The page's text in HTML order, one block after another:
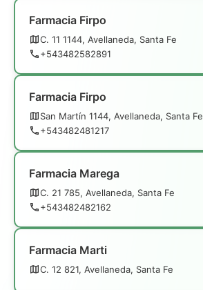
Farmacia Firpo
C. 11 1144, Avellaneda, Santa Fe
+543482582891
Farmacia Firpo
San Martín 1144, Avellaneda, Santa Fe
+543482481217
Farmacia Marega
C. 21 785, Avellaneda, Santa Fe
+543482482162
Farmacia Marti
C. 12 821, Avellaneda, Santa Fe